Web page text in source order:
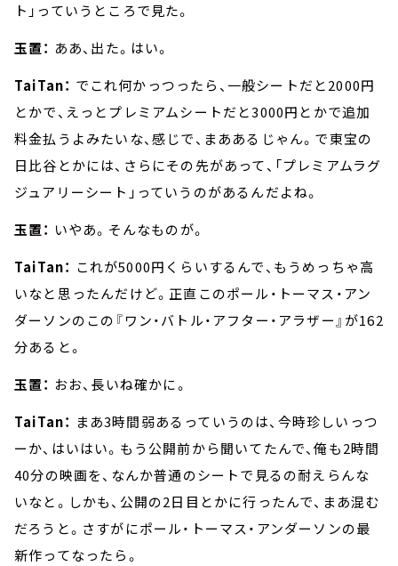
ト」っていうところで見た。
玉置： ああ、出た。はい。
TaiTan： でこれ何かっつったら、一般シートだと2000円
とかで、えっとプレミアムシートだと3000円とかで追加
料金払うよみたいな、感じで、まああるじゃん。で東宝の
日比谷とかには、さらにその先があって、「プレミアムラグ
ジュアリーシート」っていうのがあるんだよね。
玉置： いやあ。そんなものが。
TaiTan： これが5000円くらいするんで、もうめっちゃ高
いなと思ったんだけど。正直このポール・トーマス・アン
ダーソンのこの『ワン・バトル・アフター・アラザー』が162
分あると。
玉置： おお、長いね確かに。
TaiTan： まあ3時間弱あるっていうのは、今時珍しいっつ
ーか、はいはい。もう公開前から聞いてたんで、俺も2時間
40分の映画を、なんか普通のシートで見るの耐えらんな
いなと。しかも、公開の2日目とかに行ったんで、まあ混む
だろうと。さすがにポール・トーマス・アンダーソンの最
新作ってなったら。